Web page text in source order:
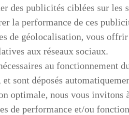
des publicités ciblées sur les
la performance de ces
de géolocalisation, vous offrir
aux réseaux sociaux.
au fonctionnement
et sont déposés
optimale, nous vous invitons
de performance et/ou